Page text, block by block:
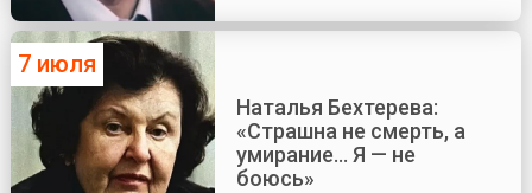
7 июля
Наталья Бехтерева:
«Страшна не смерть, а
умирание... Я — не
боюсь»